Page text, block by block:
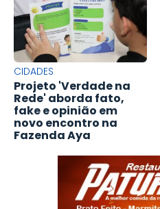
CIDADES
Projeto 'Verdade na
Rede' aborda fato,
fake e opinião em
novo encontro na
Fazenda Aya